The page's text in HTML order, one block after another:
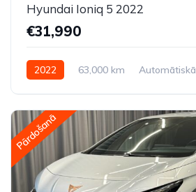
Hyundai Ioniq 5 2022
€31,990
2022 63,000 km Automātiskā
Pārdošanā